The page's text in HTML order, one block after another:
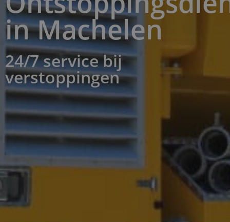
in Machelen
24/7 service bij
verstoppingen